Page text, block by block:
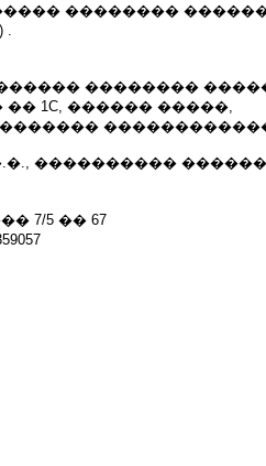
��������
.
��������
1C, ������ �����,
����������
7/5 �� 67